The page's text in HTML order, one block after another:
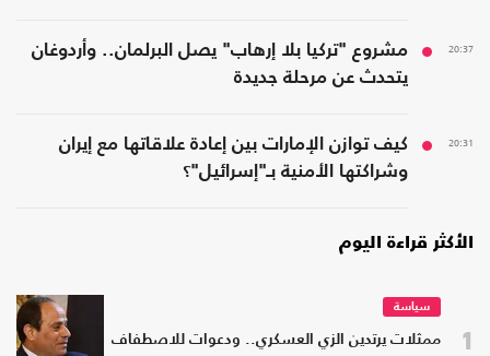
20:37
مشروع "تركيا بلا إرهاب" يصل البرلمان.. وأردوغان
يتحدث عن مرحلة جديدة
20:31
كيف توازن الإمارات بين إعادة علاقاتها مع إيران
وشراكتها الأمنية بـ"إسرائيل"؟
الأكثر قراءة اليوم
1
سياسة
ممثلات يرتدين الزي العسكري.. ودعوات للاصطفاف